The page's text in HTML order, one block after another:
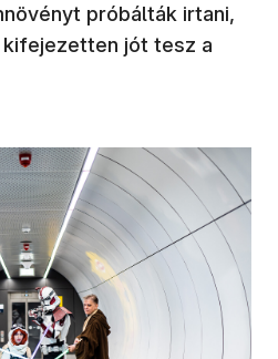
próbálták irtani,
jót tesz a